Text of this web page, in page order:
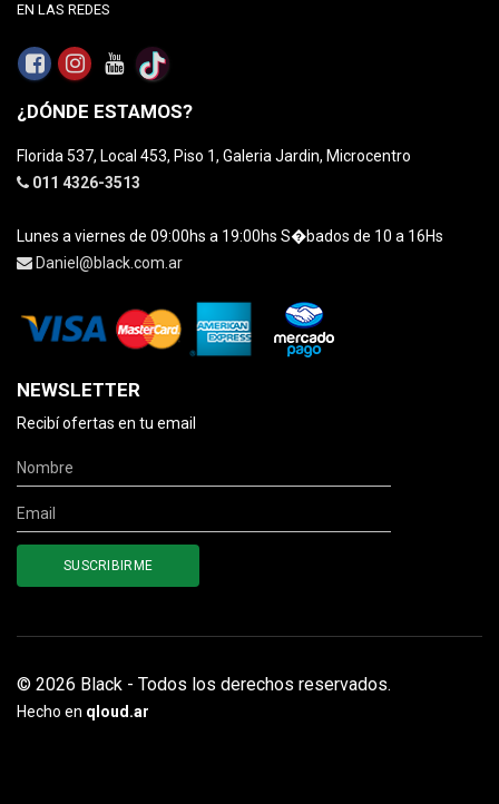
EN LAS REDES
¿DÓNDE ESTAMOS?
Florida 537, Local 453, Piso 1, Galeria Jardin, Microcentro
011 4326-3513
Lunes a viernes de 09:00hs a 19:00hs S�bados de 10 a 16Hs
Daniel@black.com.ar
NEWSLETTER
Recibí ofertas en tu email
© 2026 Black - Todos los derechos reservados.
Hecho en qloud.ar